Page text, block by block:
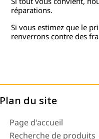
réparations.
Si vous estimez que le
renverrons contre des
Plan du site
Page d'accueil
Recherche de produits